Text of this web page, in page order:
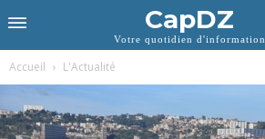
CapDZ
Votre quotidien d'information
Accueil L'Actualité